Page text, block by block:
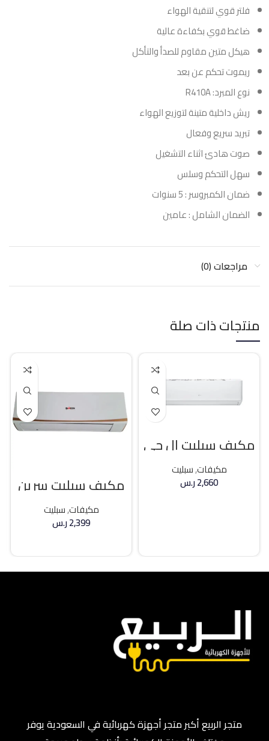
فلتر قوي لتنقية الهواء
ضاغط قوي بكفاءة عالية
هيكل متين مقاوم للصدأ والتأكل
ريموت تحكم عن بعد
نوع المبرد: R410A
ريش داخلية متينة لتوزيع الهواء
تبريد سريع وفعال
صوت هادئ اثناء التشغيل
سهل التحكم وسلس
ضمان الكمبروسر : 5 سنوات
الضمان الشامل : عامين
مراجعات (0)
منتجات ذات صلة
مكيف سبليت ال جي
18400 وحده بارد
مكيفات,سبليت
2,660ر.س مكيف سبليت سرين
21400 وحده بارد
مكيفات,سبليت
2,399ر.س
متجر الربيع أكبر متجر أجهزة كهربائية في السعودية يوفر